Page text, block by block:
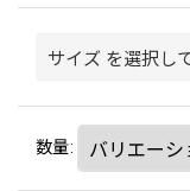
サイズ を選択し
数量: